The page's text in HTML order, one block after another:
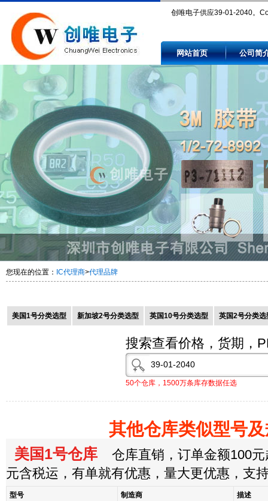
创唯电子供应39-01-2040。
authorized and independent
electronic component
网站首页 公司简
您现在的位置： IC代理商>代理品牌
美国1号分类选型 新加坡2号分类选型 英国10号分类选型 英国2号分类选
搜索查看价格，货期，
50个仓库，1500万条库存数据任选
其他仓库类似型号
美国1号仓库 仓库直销，订单金额100元
元含税运，有单就有优惠，量大更优惠，支
型号 制造商
描述